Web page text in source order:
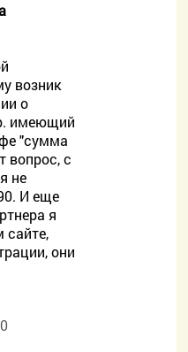
возник
о
имеющий
"сумма
вопрос, с
не
И еще
я
сайте,
они